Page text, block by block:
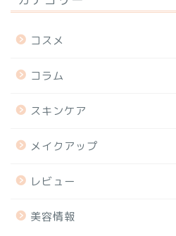
コスメ
コラム
スキンケア
メイクアップ
レビュー
美容情報